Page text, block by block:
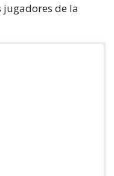
jugadores de la